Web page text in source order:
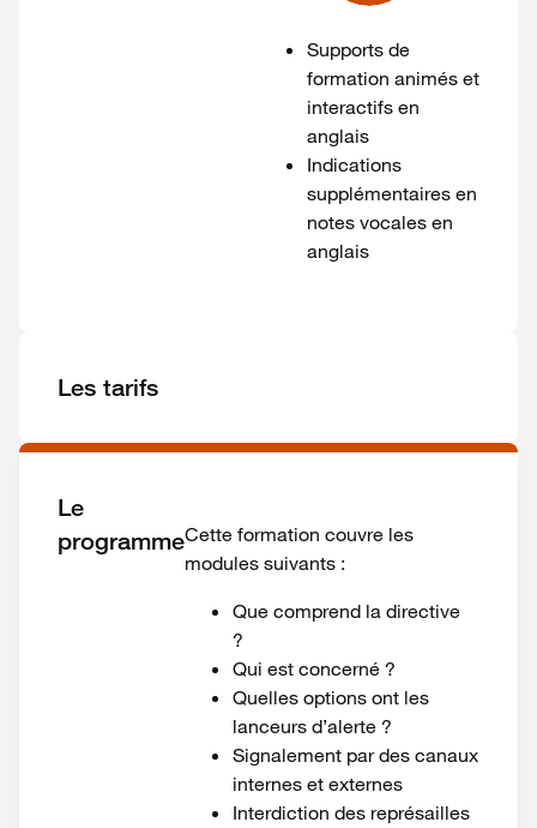
Supports de
formation animés et
interactifs en
anglais
Indications
supplémentaires en
notes vocales en
anglais
Les tarifs
Le
programmeCette formation couvre les
modules suivants :
Que comprend la directive
?
Qui est concerné ?
Quelles options ont les
lanceurs d’alerte ?
Signalement par des canaux
internes et externes
Interdiction des représailles